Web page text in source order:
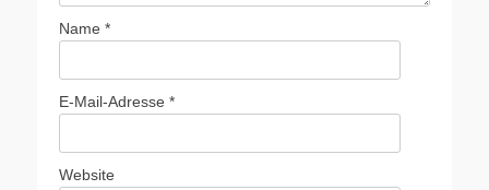
Name *
E-Mail-Adresse *
Website